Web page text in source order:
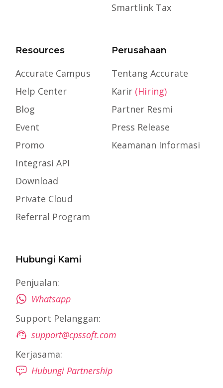
Smartlink Tax
Resources
Accurate Campus
Help Center
Blog
Event
Promo
Integrasi API
Download
Private Cloud
Referral Program
Perusahaan
Tentang Accurate
Karir (Hiring)
Partner Resmi
Press Release
Keamanan Informasi
Hubungi Kami
Penjualan:
Whatsapp
Support Pelanggan:
support@cpssoft.com
Kerjasama:
Hubungi Partnership